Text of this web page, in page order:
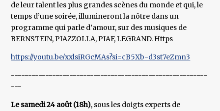
de leur talent les plus grandes scènes du monde et qui, le
temps d’une soirée, illumineront la nôtre dans un
programme qui parle d’amour, sur des musiques de
BERNSTEIN, PIAZZOLLA, PIAF, LEGRAND. Https
https://youtu.be/xxlsiRGcMAs?si=cB5Xb-d3st7eZmn3
---------------------------------------------------------
---
Le samedi 24 août (18h), sous les doigts experts de